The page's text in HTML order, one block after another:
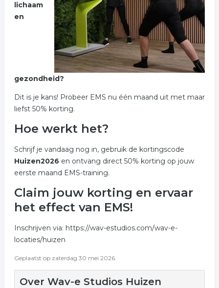
lichaam
en
gezondheid?
Dit is je kans! Probeer EMS nu één maand uit met maar
liefst 50% korting.
Hoe werkt het?
Schrijf je vandaag nog in, gebruik de kortingscode
Huizen2026 en ontvang direct 50% korting op jouw
eerste maand EMS-training.
Claim jouw korting en ervaar
het effect van EMS!
Inschrijven via: https://wav-estudios.com/wav-e-
locaties/huizen
Geplaatst op zaterdag 30 mei 2026.
Over Wav-e Studios Huizen